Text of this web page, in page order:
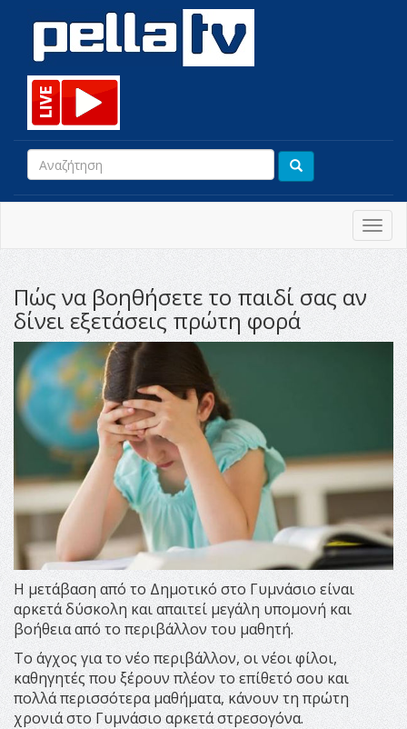
Πώς να βοηθήσετε το παιδί σας αν
δίνει εξετάσεις πρώτη φορά
Η μετάβαση από το Δημοτικό στο Γυμνάσιο είναι
αρκετά δύσκολη και απαιτεί μεγάλη υπομονή και
βοήθεια από το περιβάλλον του μαθητή.
Το άγχος για το νέο περιβάλλον, οι νέοι φίλοι,
καθηγητές που ξέρουν πλέον το επίθετό σου και
πολλά περισσότερα μαθήματα, κάνουν τη πρώτη
χρονιά στο Γυμνάσιο αρκετά στρεσογόνα.